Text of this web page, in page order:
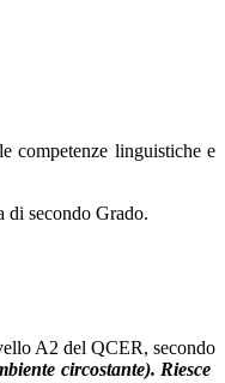
competenze linguistiche e
di secondo Grado.
A2 del QCER, secondo
​​circostante)​. ​Riesce